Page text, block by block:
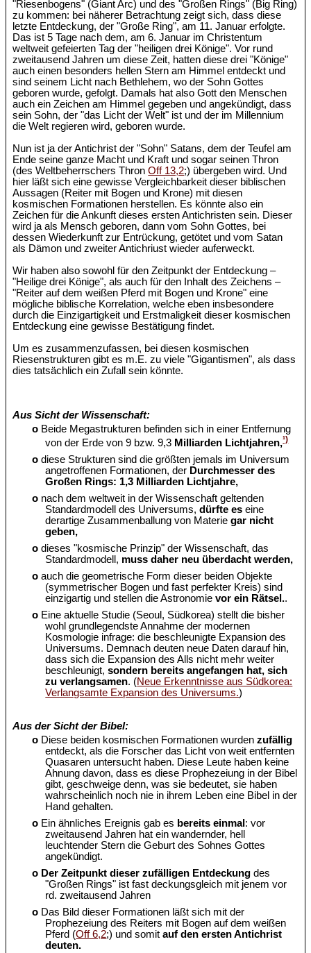
"Riesenbogens" (Giant Arc) und des "Großen Rings" (Big Ring)
zu kommen: bei näherer Betrachtung zeigt sich, dass diese
letzte Entdeckung, der "Große Ring", am 11. Januar erfolgte.
Das ist 5 Tage nach dem, am 6. Januar im Christentum
weltweit gefeierten Tag der "heiligen drei Könige". Vor rund
zweitausend Jahren um diese Zeit, hatten diese drei "Könige"
auch einen besonders hellen Stern am Himmel entdeckt und
sind seinem Licht nach Bethlehem, wo der Sohn Gottes
geboren wurde, gefolgt. Damals hat also Gott den Menschen
auch ein Zeichen am Himmel gegeben und angekündigt, dass
sein Sohn, der "das Licht der Welt" ist und der im Millennium
die Welt regieren wird, geboren wurde.
Nun ist ja der Antichrist der "Sohn" Satans, dem der Teufel am
Ende seine ganze Macht und Kraft und sogar seinen Thron
(des Weltbeherrschers ThronOff 13,2;) übergeben wird. Und
hier läßt sich eine gewisse Vergleichbarkeit dieser biblischen
Aussagen (Reiter mit Bogen und Krone) mit diesen
kosmischen Formationen herstellen. Es könnte also ein
Zeichen für die Ankunft dieses ersten Antichristen sein. Dieser
wird ja als Mensch geboren, dann vom Sohn Gottes, bei
dessen Wiederkunft zur Entrückung, getötet und vom Satan
als Dämon und zweiter Antichriust wieder auferweckt.
Wir haben also sowohl für den Zeitpunkt der Entdeckung –
"Heilige drei Könige", als auch für den Inhalt des Zeichens –
"Reiter auf dem weißen Pferd mit Bogen und Krone" eine
mögliche biblische Korrelation, welche eben insbesondere
durch die Einzigartigkeit und Erstmaligkeit dieser kosmischen
Entdeckung eine gewisse Bestätigung findet.
Um es zusammenzufassen, bei diesen kosmischen
Riesenstrukturen gibt es m.E. zu viele "Gigantismen", als dass
dies tatsächlich ein Zufall sein könnte.
Aus Sicht der Wissenschaft:
o Beide Megastrukturen befinden sich in einer Entfernung
von der Erde von 9 bzw. 9,3 Milliarden Lichtjahren,¹)
o diese Strukturen sind die größten jemals im Universum
angetroffenen Formationen, der Durchmesser des
Großen Rings: 1,3 Milliarden Lichtjahre,
o nach dem weltweit in der Wissenschaft geltenden
Standardmodell des Universums,dürfte eseine
derartige Zusammenballung von Materiegar nicht
geben,
o dieses "kosmische Prinzip" der Wissenschaft, das
Standardmodell, muss daher neu überdacht werden,
o auch die geometrische Form dieser beiden Objekte
(symmetrischer Bogen und fast perfekter Kreis) sind
einzigartig und stellen die Astronomievor ein Rätsel..
o Eine aktuelle Studie (Seoul, Südkorea) stellt die bisher
wohl grundlegendste Annahme der modernen
Kosmologie infrage: die beschleunigte Expansion des
Universums. Demnach deuten neue Daten darauf hin,
dass sich die Expansion des Alls nicht mehr weiter
beschleunigt,sondern bereits angefangen hat, sich
zu verlangsamen. (Neue Erkenntnisse aus Südkorea:
Verlangsamte Expansion des Universums.)
Aus der Sicht der Bibel:
o Diese beiden kosmischen Formationen wurdenzufällig
entdeckt, als die Forscher das Licht von weit entfernten
Quasaren untersucht haben. Diese Leute haben keine
Ahnung davon, dass es diese Prophezeiung in der Bibel
gibt, geschweige denn, was sie bedeutet, sie haben
wahrscheinlich noch nie in ihrem Leben eine Bibel in der
Hand gehalten.
o Ein ähnliches Ereignis gab es bereits einmal : vor
zweitausend Jahren hat ein wandernder, hell
leuchtender Stern die Geburt des Sohnes Gottes
angekündigt.
o Der Zeitpunkt dieser zufälligen Entdeckung des
"Großen Rings" ist fast deckungsgleich mit jenem vor
rd. zweitausend Jahren
o Das Bild dieser Formationen läßt sich mit der
Prophezeiung des Reiters mit Bogen auf dem weißen
Pferd (Off 6,2;) und somitauf den ersten Antichrist
deuten.